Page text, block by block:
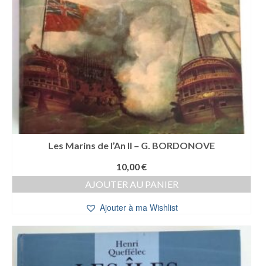
Les Marins de l’An II – G. BORDONOVE
10,00€
AJOUTER AU PANIER
Ajouter à ma Wishlist